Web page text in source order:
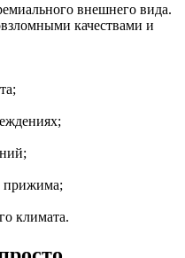
внешнего вида.
качествами и
прижима;
климата.